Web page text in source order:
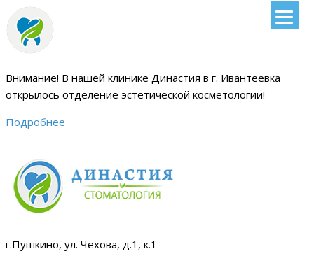
Внимание! В нашей клинике Династия в г. Ивантеевка
открылось отделение эстетической косметологии!
Подробнее
г.Пушкино, ул. Чехова, д.1, к.1